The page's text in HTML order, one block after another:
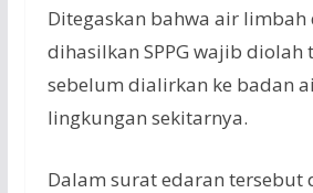
Ditegaskan bahwa air limbah
dihasilkan SPPG wajib
sebelum dialirkan ke badan
lingkungan sekitarnya.
Dalam surat edaran tersebut